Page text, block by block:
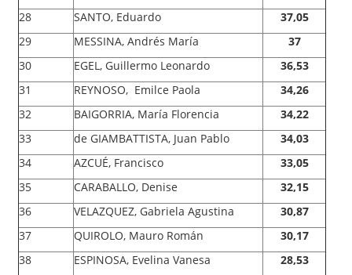
28 SANTO, Eduardo
37,05
29
MESSINA, Andrés María
37
30
EGEL, Guillermo Leonardo
36,53
31
REYNOSO, Emilce Paola
34,26
32
BAIGORRIA, María Florencia
34,22
33
de GIAMBATTISTA, Juan Pablo
34,03
34
AZCUÉ, Francisco
33,05
35
CARABALLO, Denise
32,15
36
VELAZQUEZ, Gabriela Agustina
30,87
37
QUIROLO, Mauro Román
30,17
38
ESPINOSA, Evelina Vanesa
28,53